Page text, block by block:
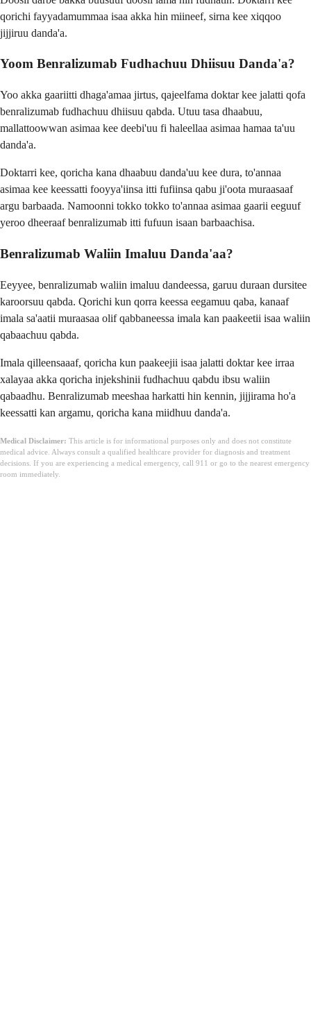
qorichi fayyadamummaa isaa akka hin miineef, sirna kee xiqqoo
jijjiruu danda'a.
Yoom Benralizumab Fudhachuu Dhiisuu Danda'a?
Yoo akka gaariitti dhaga'amaa jirtus, qajeelfama doktar kee jalatti qofa
benralizumab fudhachuu dhiisuu qabda. Utuu tasa dhaabuu,
mallattoowwan asimaa kee deebi'uu fi haleellaa asimaa hamaa ta'uu
danda'a.
Doktarri kee, qoricha kana dhaabuu danda'uu kee dura, to'annaa
asimaa kee keessatti fooyya'iinsa itti fufiinsa qabu ji'oota muraasaaf
argu barbaada. Namoonni tokko tokko to'annaa asimaa gaarii eeguuf
yeroo dheeraaf benralizumab itti fufuun isaan barbaachisa.
Benralizumab Waliin Imaluu Danda'aa?
Eeyyee, benralizumab waliin imaluu dandeessa, garuu duraan dursitee
karoorsuu qabda. Qorichi kun qorra keessa eegamuu qaba, kanaaf
imala sa'aatii muraasaa olif qabbaneessa imala kan paakeetii isaa waliin
qabaachuu qabda.
Imala qilleensaaaf, qoricha kun paakeejii isaa jalatti doktar kee irraa
xalayaa akka qoricha injekshinii fudhachuu qabdu ibsu waliin
qabaadhu. Benralizumab meeshaa harkatti hin kennin, jijjirama ho'a
keessatti kan argamu, qoricha kana miidhuu danda'a.
Medical Disclaimer: This article is for informational purposes only and does not constitute
medical advice. Always consult a qualified healthcare provider for diagnosis and treatment
decisions. If you are experiencing a medical emergency, call 911 or go to the nearest emergency
room immediately.